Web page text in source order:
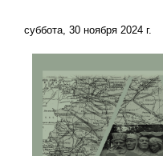
суббота, 30 ноября 2024 г.